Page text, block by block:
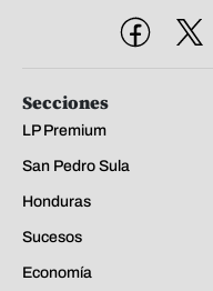
Secciones
LP Premium
San Pedro Sula
Honduras
Sucesos
Economía